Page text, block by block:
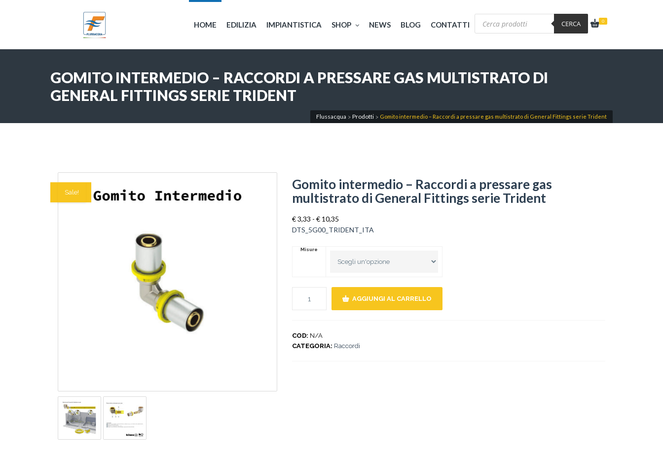
0
HOME EDILIZIA IMPIANTISTICA SHOP NEWS BLOG CONTATTI
Products
search CERCA
GOMITO INTERMEDIO – RACCORDI A PRESSARE GAS MULTISTRATO DI
GENERAL FITTINGS SERIE TRIDENT
Flussacqua > Prodotti > Gomito intermedio – Raccordi a pressare gas multistrato di General Fittings serie Trident
In offerta!
Sale!
Gomito intermedio – Raccordi a pressare gas
multistrato di General Fittings serie Trident
€3,33 - € 10,35
di
prezzo:
a
DTS_5G00_TRIDENT_ITA
Misure
AGGIUNGI AL CARRELLO
COD: N/A
CATEGORIA: Raccordi